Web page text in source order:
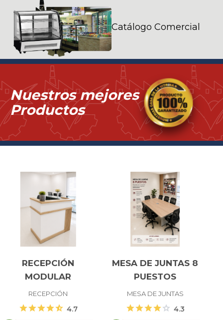
Catálogo Comercial
Nuestros mejores
Productos
RECEPCIÓN
MODULAR
RECEPCIÓN
starstarstarstarstar_half 4.7
MESA DE JUNTAS 8
PUESTOS
MESA DE JUNTAS
starstarstarstarstar 4.3